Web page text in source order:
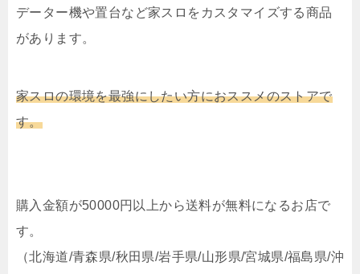
データー機や置台など家スロをカスタマイズする商品
があります。
家スロの環境を最強にしたい方におススメのストアで
す。
購入金額が50000円以上から送料が無料になるお店で
す。
（北海道/青森県/秋田県/岩手県/山形県/宮城県/福島県/沖